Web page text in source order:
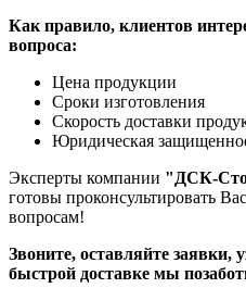
Как правило, клиентов
вопроса:
Цена продукции
Сроки изготовления
Скорость доставки
Юридическая
Эксперты компании "ДСК-
готовы проконсультировать
вопросам!
Звоните, оставляйте заявки,
быстрой доставке мы